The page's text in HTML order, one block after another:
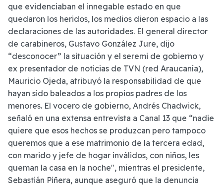
que evidenciaban el innegable estado en que
quedaron los heridos, los medios dieron espacio a las
declaraciones de las autoridades. El general director
de carabineros, Gustavo González Jure, dijo
“desconocer” la situación y el seremi de gobierno y
ex presentador de noticias de TVN (red Araucanía),
Mauricio Ojeda, atribuyó la responsabilidad de que
hayan sido baleados a los propios padres de los
menores. El vocero de gobierno, Andrés Chadwick,
señaló en una extensa entrevista a Canal 13 que “nadie
quiere que esos hechos se produzcan pero tampoco
queremos que a ese matrimonio de la tercera edad,
con marido y jefe de hogar inválidos, con niños, les
queman la casa en la noche", mientras el presidente,
Sebastián Piñera, aunque aseguró que la denuncia